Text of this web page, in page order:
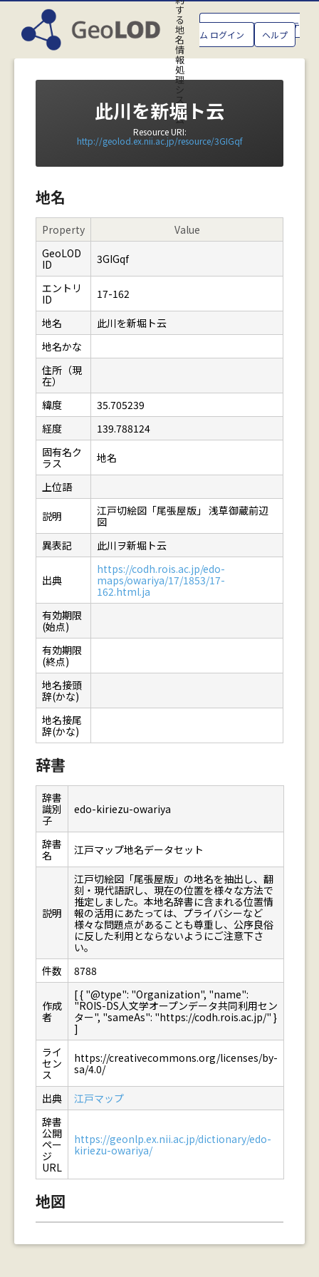
す
る
地
名
情
報
処
理
シ
ス
テ
ム
GeoLOD地名管理システ
ム ログイン ヘルプ
此川を新堀ト云
Resource URI:
http://geolod.ex.nii.ac.jp/resource/3GIGqf
地名
Property
Value
GeoLOD
ID
3GIGqf
エントリ
ID
17-162
地名
此川を新堀ト云
地名かな
住所（現
在）
緯度
35.705239
経度
139.788124
固有名ク
ラス
地名
上位語
説明
江戸切絵図「尾張屋版」 浅草御蔵前辺
図
異表記
此川ヲ新堀ト云
出典
https://codh.rois.ac.jp/edo-
maps/owariya/17/1853/17-
162.html.ja
有効期限
(始点)
有効期限
(終点)
地名接頭
辞(かな)
地名接尾
辞(かな)
辞書
辞書
識別
子
edo-kiriezu-owariya
辞書
名
江戸マップ地名データセット
説明
江戸切絵図「尾張屋版」の地名を抽出し、翻
刻・現代語訳し、現在の位置を様々な方法で
推定しました。本地名辞書に含まれる位置情
報の活用にあたっては、プライバシーなど
様々な問題点があることも尊重し、公序良俗
に反した利用とならないようにご注意下さ
い。
件数
8788
作成
者
[ { "@type": "Organization", "name":
"ROIS-DS人文学オープンデータ共同利用セン
ター", "sameAs": "https://codh.rois.ac.jp/" }
]
ライ
セン
ス
https://creativecommons.org/licenses/by-
sa/4.0/
出典
江戸マップ
辞書
公開
ペー
ジ
URL
https://geonlp.ex.nii.ac.jp/dictionary/edo-
kiriezu-owariya/
地図